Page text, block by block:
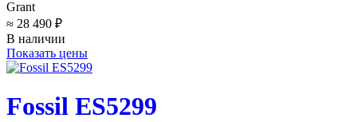
Grant
≈ 28 490 ₽
В наличии
Показать цены
Fossil ES5299